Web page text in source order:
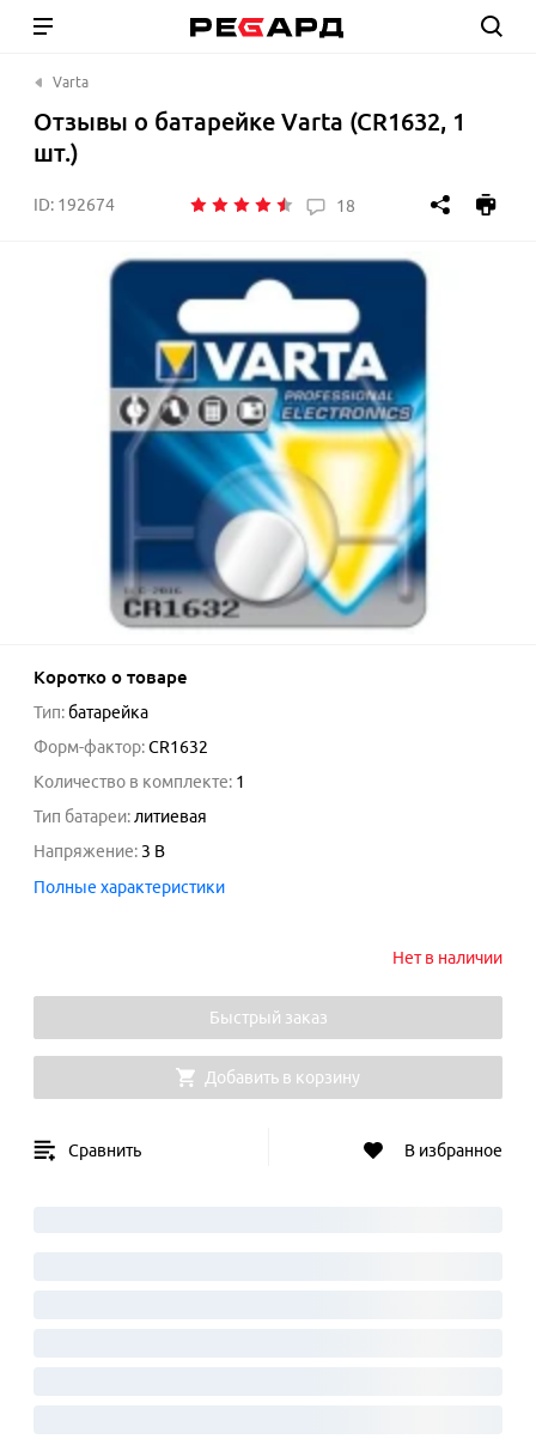
Varta
Отзывы о батарейке Varta (CR1632, 1
шт.)
ID: 192674 18
Коротко о товаре
Тип: батарейка
Форм-фактор:CR1632
Количество в комплекте: 1
Тип батареи:литиевая
Напряжение: 3 В
Полные характеристики
Нет в наличии
Быстрый заказ
Добавить в корзину
Сравнить В избранное